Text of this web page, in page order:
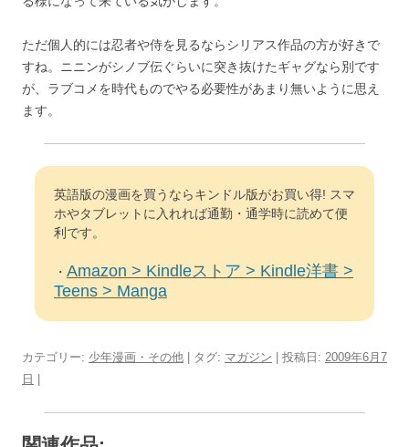
ただ個人的には忍者や侍を見るならシリアス作品の方が好きで
すね。ニニンがシノブ伝ぐらいに突き抜けたギャグなら別です
が、ラブコメを時代ものでやる必要性があまり無いように思え
ます。
英語版の漫画を買うならキンドル版がお買い得! スマ
ホやタブレットに入れれば通勤・通学時に読めて便
利です。
・ Amazon > Kindleストア > Kindle洋書 >
Teens > Manga
カテゴリー: 少年漫画・その他 | タグ: マガジン | 投稿日: 2009年6月7
日